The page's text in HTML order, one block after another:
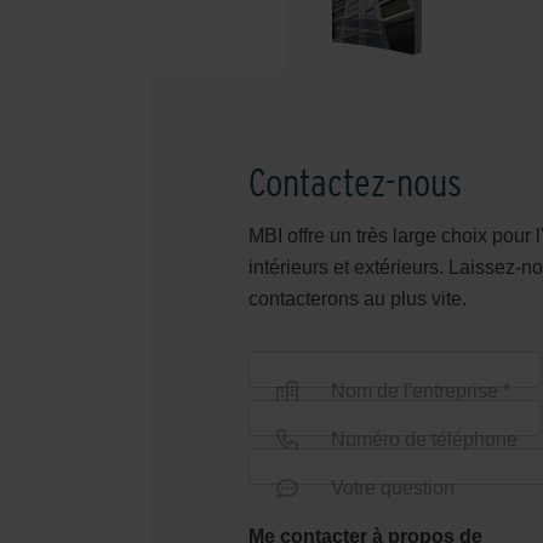
Contactez-nous
MBI offre un très large choix pour
intérieurs et extérieurs. Laissez-
contacterons au plus vite.
Nom de l'entreprise *
Numéro de téléphone
Votre question
Me contacter à propos de